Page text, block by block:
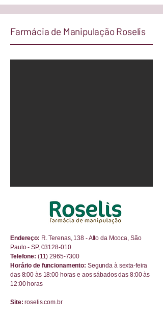
Farmácia de Manipulação Roselis
Endereço: R. Terenas, 138 - Alto da Mooca, São
Paulo - SP, 03128-010
Telefone: (11) 2965-7300
Horário de funcionamento: Segunda à sexta-feira
das 8:00 às 18:00 horas e aos sábados das 8:00 às
12:00 horas
Site:roselis.com.br